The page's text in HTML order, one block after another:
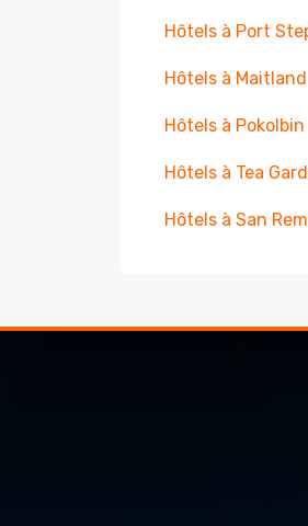
Hôtels à Port
Hôtels à Maitland
Hôtels à Pokolbin
Hôtels à Tea
Hôtels à San